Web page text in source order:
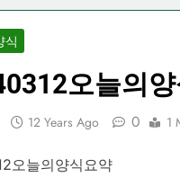
식
오늘의
12 Years Ago 0 1
오늘의양식요약